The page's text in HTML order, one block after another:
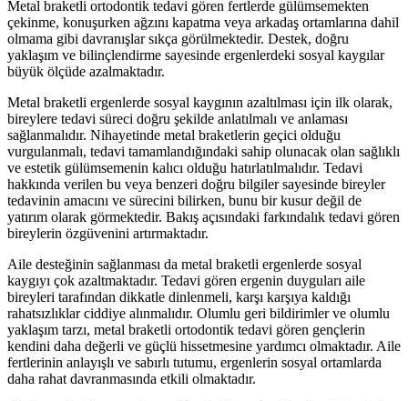
Metal braketli ortodontik tedavi gören fertlerde gülümsemekten
çekinme, konuşurken ağzını kapatma veya arkadaş ortamlarına dahil
olmama gibi davranışlar sıkça görülmektedir. Destek, doğru
yaklaşım ve bilinçlendirme sayesinde ergenlerdeki sosyal kaygılar
büyük ölçüde azalmaktadır.
Metal braketli ergenlerde sosyal kaygının azaltılması için ilk olarak,
bireylere tedavi süreci doğru şekilde anlatılmalı ve anlaması
sağlanmalıdır. Nihayetinde metal braketlerin geçici olduğu
vurgulanmalı, tedavi tamamlandığındaki sahip olunacak olan sağlıklı
ve estetik gülümsemenin kalıcı olduğu hatırlatılmalıdır. Tedavi
hakkında verilen bu veya benzeri doğru bilgiler sayesinde bireyler
tedavinin amacını ve sürecini bilirken, bunu bir kusur değil de
yatırım olarak görmektedir. Bakış açısındaki farkındalık tedavi gören
bireylerin özgüvenini artırmaktadır.
Aile desteğinin sağlanması da metal braketli ergenlerde sosyal
kaygıyı çok azaltmaktadır. Tedavi gören ergenin duyguları aile
bireyleri tarafından dikkatle dinlenmeli, karşı karşıya kaldığı
rahatsızlıklar ciddiye alınmalıdır. Olumlu geri bildirimler ve olumlu
yaklaşım tarzı, metal braketli ortodontik tedavi gören gençlerin
kendini daha değerli ve güçlü hissetmesine yardımcı olmaktadır. Aile
fertlerinin anlayışlı ve sabırlı tutumu, ergenlerin sosyal ortamlarda
daha rahat davranmasında etkili olmaktadır.